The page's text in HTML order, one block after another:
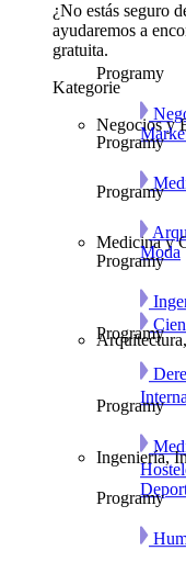
¿No estás seguro
ayudaremos a
gratuita.
Kategorie
Negocios y
Programy
Medicina y
Programy
Programy
Moda
Ingeniería,
Programy
Programy
Programy
Programy